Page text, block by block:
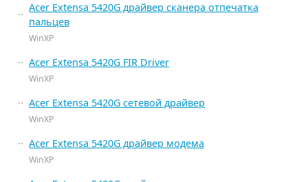
Acer Extensa 5420G драйвер сканера отпечатка
пальцев
WinXP
Acer Extensa 5420G FIR Driver
WinXP
Acer Extensa 5420G сетевой драйвер
WinXP
Acer Extensa 5420G драйвер модема
WinXP